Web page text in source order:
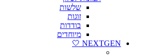
שלשות
זוגות
בודדות
מיוחדים
NEXTGEN 🤍